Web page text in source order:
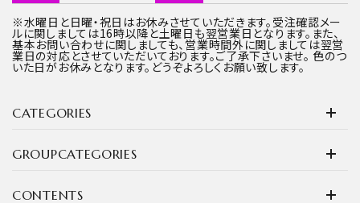
CATEGORIES
GROUPCATEGORIES
CONTENTS
※水曜日と日曜・祝日はお休みさせていただきます。受注確認メー
ルに関しましては16時以降と土曜日も翌営業日となります。また、
基本お問い合わせに関しましても、営業時間外に関しましては翌営
業日の対応とさせていただいております。ご了承下さいませ。 色のつ
いた日がお休みとなります。どうぞよろしくお願い致します。